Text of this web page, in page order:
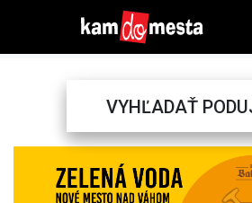
VYHĽADAŤ